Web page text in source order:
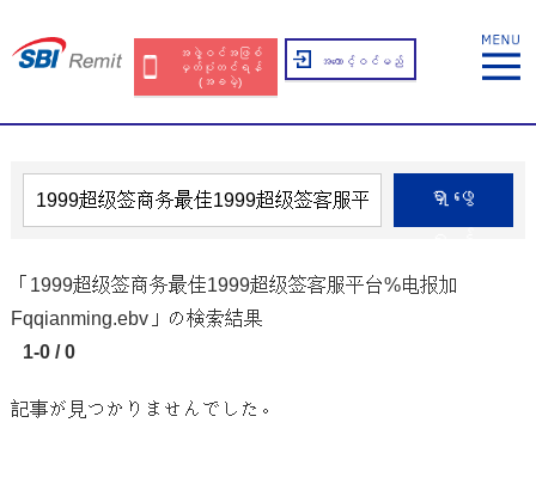
အဖွဲ့ဝင်အဖြစ်
မှတ်ပုံတင်ရန်
(အခမဲ့)
အကောင့်ဝင်မည်
ရှာဖွေ
「1999超级签商务最佳1999超级签客服平台%电报加
Fqqianming.ebv」の検索結果
1-0 / 0
記事が見つかりませんでした。